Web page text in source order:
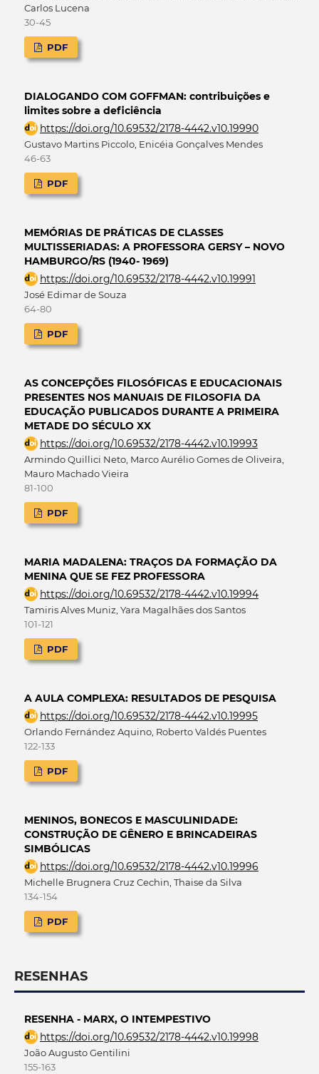
Carlos Lucena
30-45
PDF
DIALOGANDO COM GOFFMAN: contribuições e
limites sobre a deficiência
https://doi.org/10.69532/2178-4442.v10.19990
Gustavo Martins Piccolo, Enicéia Gonçalves Mendes
46-63
PDF
MEMÓRIAS DE PRÁTICAS DE CLASSES
MULTISSERIADAS: A PROFESSORA GERSY – NOVO
HAMBURGO/RS (1940- 1969)
https://doi.org/10.69532/2178-4442.v10.19991
José Edimar de Souza
64-80
PDF
AS CONCEPÇÕES FILOSÓFICAS E EDUCACIONAIS
PRESENTES NOS MANUAIS DE FILOSOFIA DA
EDUCAÇÃO PUBLICADOS DURANTE A PRIMEIRA
METADE DO SÉCULO XX
https://doi.org/10.69532/2178-4442.v10.19993
Armindo Quillici Neto, Marco Aurélio Gomes de Oliveira,
Mauro Machado Vieira
81-100
PDF
MARIA MADALENA: TRAÇOS DA FORMAÇÃO DA
MENINA QUE SE FEZ PROFESSORA
https://doi.org/10.69532/2178-4442.v10.19994
Tamiris Alves Muniz, Yara Magalhães dos Santos
101-121
PDF
A AULA COMPLEXA: RESULTADOS DE PESQUISA
https://doi.org/10.69532/2178-4442.v10.19995
Orlando Fernández Aquino, Roberto Valdés Puentes
122-133
PDF
MENINOS, BONECOS E MASCULINIDADE:
CONSTRUÇÃO DE GÊNERO E BRINCADEIRAS
SIMBÓLICAS
https://doi.org/10.69532/2178-4442.v10.19996
Michelle Brugnera Cruz Cechin, Thaise da Silva
134-154
PDF
RESENHAS
RESENHA - MARX, O INTEMPESTIVO
https://doi.org/10.69532/2178-4442.v10.19998
João Augusto Gentilini
155-163